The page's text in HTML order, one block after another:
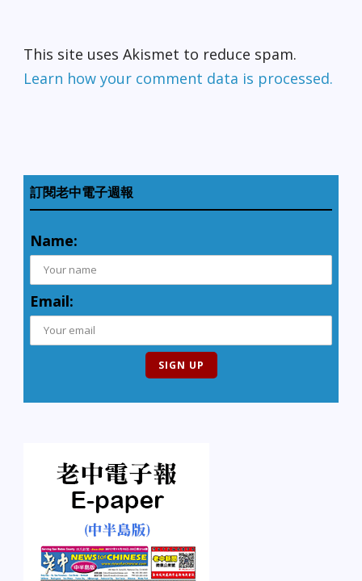
This site uses Akismet to reduce spam.
Learn how your comment data is processed.
訂閱老中電子週報
Name:
Email: